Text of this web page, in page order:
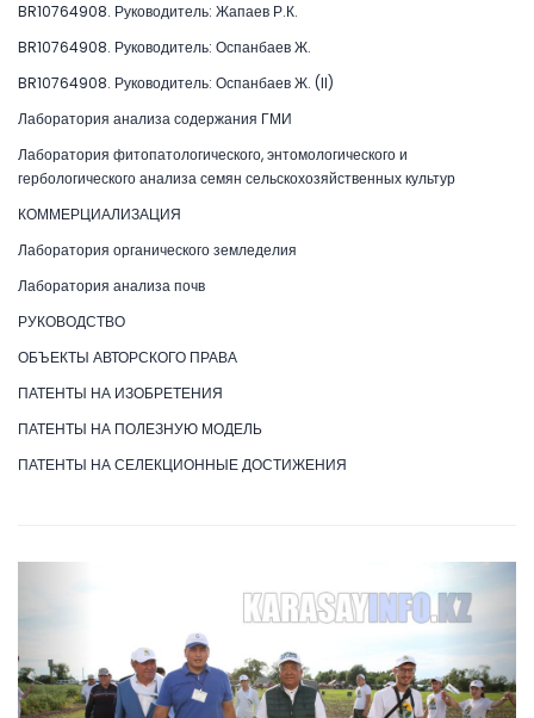
BR10764908. Руководитель: Жапаев Р.К.
BR10764908. Руководитель: Оспанбаев Ж.
BR10764908. Руководитель: Оспанбаев Ж. (II)
Лаборатория анализа содержания ГМИ
Лаборатория фитопатологического, энтомологического и
гербологического анализа семян сельскохозяйственных культур
КОММЕРЦИАЛИЗАЦИЯ
Лаборатория органического земледелия
Лаборатория анализа почв
РУКОВОДСТВО
ОБЪЕКТЫ АВТОРСКОГО ПРАВА
ПАТЕНТЫ НА ИЗОБРЕТЕНИЯ
ПАТЕНТЫ НА ПОЛЕЗНУЮ МОДЕЛЬ
ПАТЕНТЫ НА СЕЛЕКЦИОННЫЕ ДОСТИЖЕНИЯ